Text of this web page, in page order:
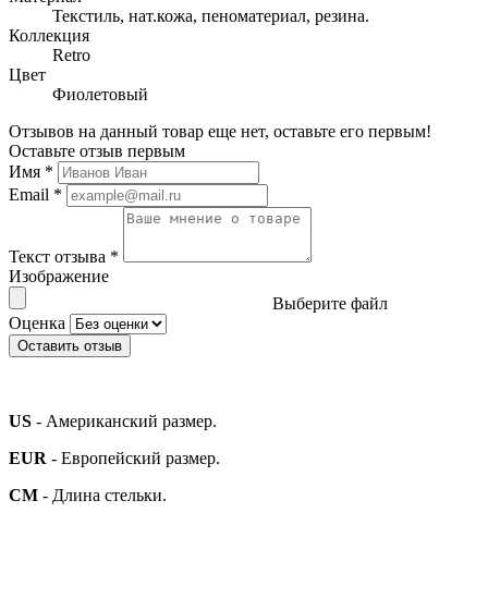
Текстиль, нат.кожа, пеноматериал, резина.
Коллекция
Retro
Цвет
Фиолетовый
Отзывов на данный товар еще нет, оставьте его первым!
Оставьте отзыв первым
Имя *
Email *
Текст отзыва *
Изображение
Выберите файл
Оценка
Оставить отзыв
US - Американский размер.
EUR - Европейский размер.
СМ - Длина стельки.